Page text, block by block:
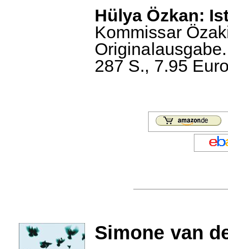
Hülya Özkan:
Kommissar
287 S., 7.95
Simone van